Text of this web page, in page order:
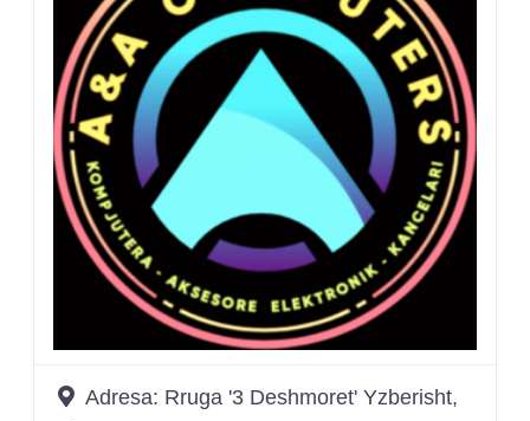
Adresa: Rruga '3 Deshmoret' Yzberisht,